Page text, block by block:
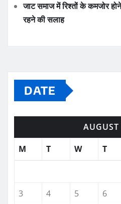
जाट समाज में रिश्तों के कमजोर
रहने की सलाह
DATE
M
T W T
3
4 5 6